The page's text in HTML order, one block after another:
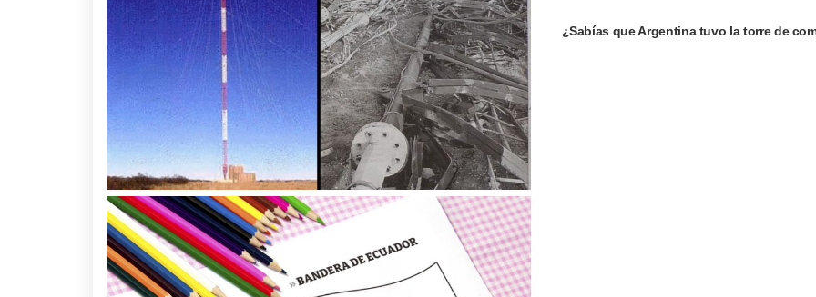
¿Sabías que Argentina tuvo la torre de